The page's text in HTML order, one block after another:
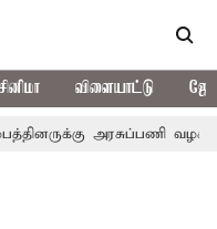
சினிமா விளையாட்டு
அரசுப்பணி வழக்கு;